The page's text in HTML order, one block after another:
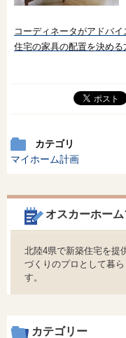
コーディネータがアドバイ
住宅の家具の配置を決める
カテゴリ
マイホーム計画
オスカーホー
北陸4県で新築住宅を提
づくりのプロとして暮
す。
カテゴリー